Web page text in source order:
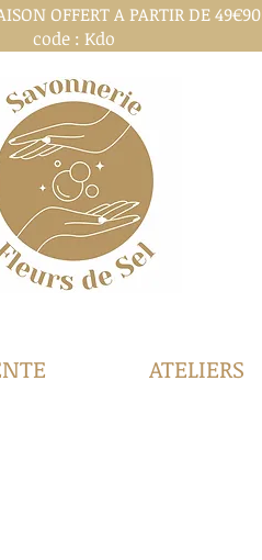
OFFERT A PARTIR DE 49€90
code : Kdo
ATELIERS